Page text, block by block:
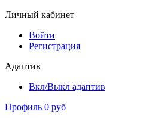
Личный кабинет
Войти
Регистрация
Адаптив
Вкл/Выкл адаптив
Профиль 0 руб